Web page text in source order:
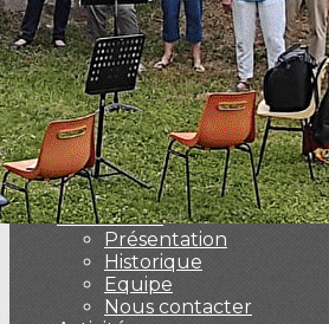
Faire un don ?
Nos partenaires
Ajoutez un logo, un bouton, des
Cliquez pour éditer
Le CCBO▴▾
Présentation
Historique
Equipe
Nous contacter